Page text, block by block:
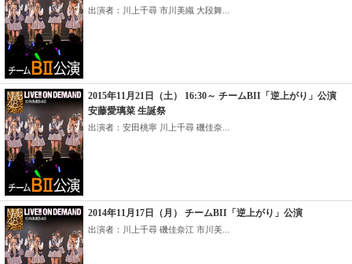
出演者：川上千尋 市川美織 大段舞...
2015年11月21日（土） 16:30～ チームBII「逆上がり」公演
安藤愛璃菜 生誕祭
出演者：安田桃寧 川上千尋 磯佳奈...
2014年11月17日（月） チームBII「逆上がり」公演
出演者：川上千尋 磯佳奈江 市川美...